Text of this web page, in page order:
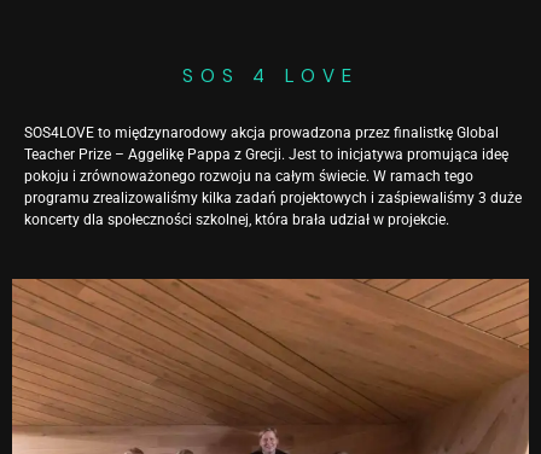
SOS 4 LOVE
SOS4LOVE to międzynarodowy akcja prowadzona przez finalistkę Global
Teacher Prize – Aggelikę Pappa z Grecji. Jest to inicjatywa promująca ideę
pokoju i zrównoważonego rozwoju na całym świecie. W ramach tego
programu zrealizowaliśmy kilka zadań projektowych i zaśpiewaliśmy 3 duże
koncerty dla społeczności szkolnej, która brała udział w projekcie.